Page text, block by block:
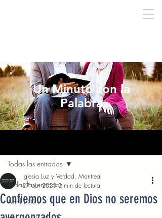
Un Minuto con la
Palabra
Todas las entradas
Abril 2022
Todas las entradas
Confiemos que en Dios no seremos
Iglesia Luz y Verdad, Montreal
27 abr 2023 2 min de lectura